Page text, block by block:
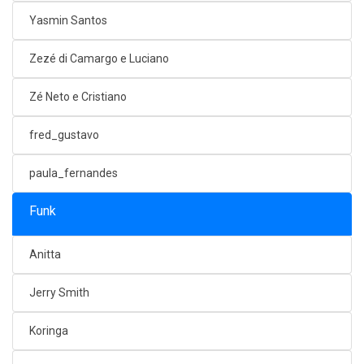
Yasmin Santos
Zezé di Camargo e Luciano
Zé Neto e Cristiano
fred_gustavo
paula_fernandes
Funk
Anitta
Jerry Smith
Koringa